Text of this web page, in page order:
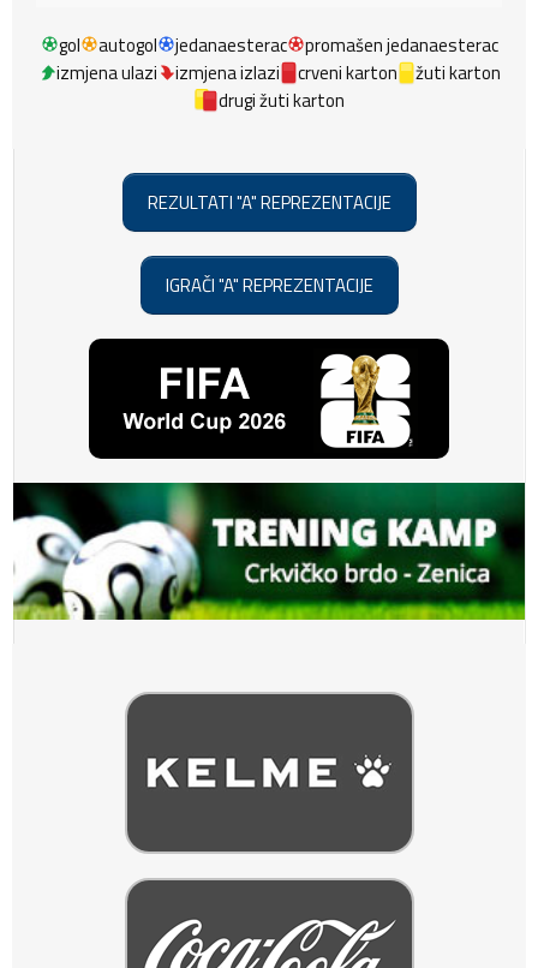
gol autogol jedanaesterac
promašen jedanaesterac
izmjena ulazi
izmjena izlazi crveni karton
žuti karton
drugi žuti karton
REZULTATI "A" REPREZENTACIJE
IGRAČI "A" REPREZENTACIJE